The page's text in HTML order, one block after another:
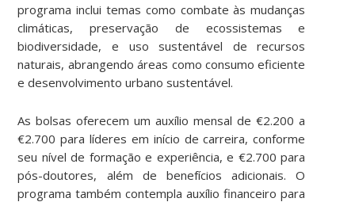
programa inclui temas como combate às mudanças
climáticas, preservação de ecossistemas e
biodiversidade, e uso sustentável de recursos
naturais, abrangendo áreas como consumo eficiente
e desenvolvimento urbano sustentável.
As bolsas oferecem um auxílio mensal de €2.200 a
€2.700 para líderes em início de carreira, conforme
seu nível de formação e experiência, e €2.700 para
pós-doutores, além de benefícios adicionais. O
programa também contempla auxílio financeiro para